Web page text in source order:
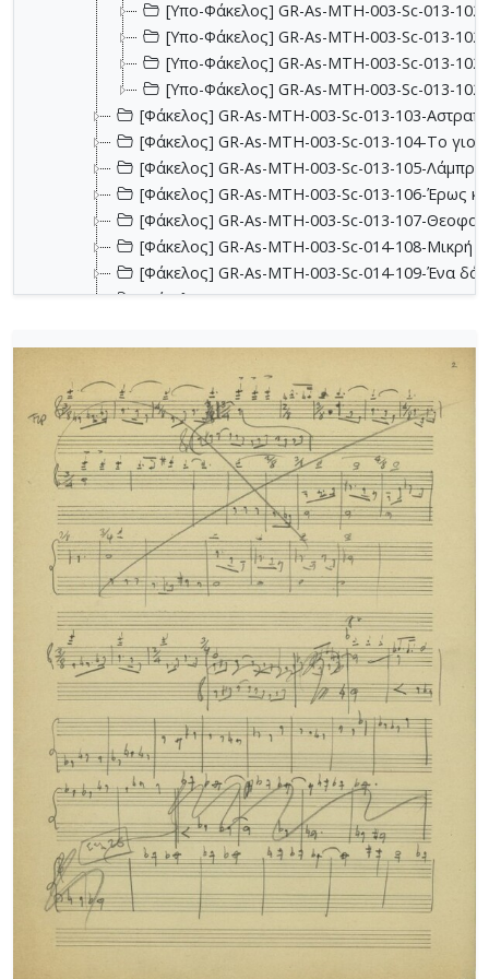
[Υπο-Φάκελος] GR-As-MTH-003-Sc-013-
[Υπο-Φάκελος] GR-As-MTH-003-Sc-013-
[Υπο-Φάκελος] GR-As-MTH-003-Sc-013-
[Υπο-Φάκελος] GR-As-MTH-003-Sc-013-
[Φάκελος] GR-As-MTH-003-Sc-013-103-
[Φάκελος] GR-As-MTH-003-Sc-013-104-Το
[Φάκελος] GR-As-MTH-003-Sc-013-105-
[Φάκελος] GR-As-MTH-003-Sc-013-106-Έρως
[Φάκελος] GR-As-MTH-003-Sc-013-107-
[Φάκελος] GR-As-MTH-003-Sc-014-108-Μικρή
[Φάκελος] GR-As-MTH-003-Sc-014-109-Ένα
[Φάκελος] GR-As-MTH-003-Sc-014-110-Το
[Φάκελος] GR-As-MTH-003-Sc-014-112-Suite
[Φάκελος] GR-As-MTH-003-Sc-015-113-
[Φάκελος] GR-As-MTH-003-Sc-015-114-Η
[Φάκελος] GR-As-MTH-003-Sc-016-115-Suite
[Φάκελος] GR-As-MTH-003-Sc-016-116-
[Φάκελος] GR-As-MTH-003-Sc-016-117-Ill met
[Φάκελος] GR-As-MTH-003-Sc-016-118-Ο
[Φάκελος] GR-As-MTH-003-Sc-017-119-Oι
[Φάκελος] GR-As-MTH-003-Sc-017-120-
[Φάκελος] GR-As-MTH-003-Sc-017-121-Έργο
[Φάκελος] GR-As-MTH-003-Sc-017-122-Le
[Φάκελος] GR-As-MTH-003-Sc-017-123-
[Φάκελος] GR-As-MTH-003-Sc-018-124-
[Φάκελος] GR-As-MTH-003-Sc-018-125-Les
[Φάκελος] GR-As-MTH-003-Sc-018-126-Les Six
[Φάκελος] GR-As-MTH-003-Sc-018-127-
[Φάκελος] GR-As-MTH-003-Sc-018-128-
[Φάκελος] GR-As-MTH-003-Sc-019-129-Πέντε
[Φάκελος] GR-As-MTH-003-Sc-019-130-
[Φάκελος] GR-As-MTH-003-Sc-019-131-
[Φάκελος] GR-As-MTH-003-Sc-019-132-Le feu
[Φάκελος] GR-As-MTH-003-Sc-020-133-[Έργο
[Φάκελος] GR-As-MTH-003-Sc-021-134-Les
[Φάκελος] GR-As-MTH-003-Sc-021-135-Les